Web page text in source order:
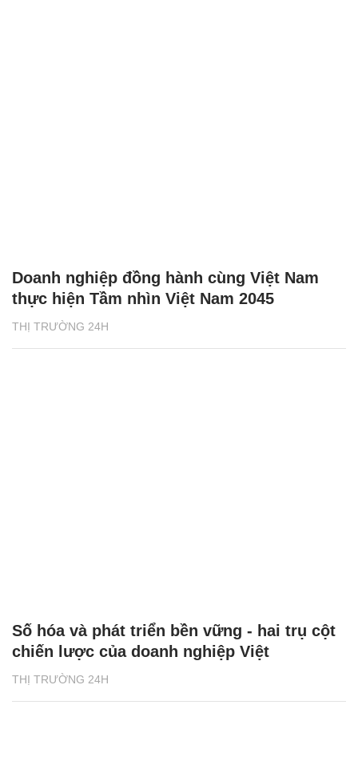
THỊ TRƯỜNG 24H
Doanh nghiệp đồng hành cùng Việt Nam
thực hiện Tầm nhìn Việt Nam 2045
THỊ TRƯỜNG 24H
Số hóa và phát triển bền vững - hai trụ cột
chiến lược của doanh nghiệp Việt